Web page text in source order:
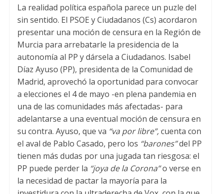
p
k
La realidad política española parece un puzle del
sin sentido. El PSOE y Ciudadanos (Cs) acordaron
presentar una moción de censura en la Región de
Murcia para arrebatarle la presidencia de la
autonomía al PP y dársela a Ciudadanos. Isabel
Díaz Ayuso (PP), presidenta de la Comunidad de
Madrid, aprovechó la oportunidad para convocar
a elecciones el 4 de mayo -en plena pandemia en
una de las comunidades más afectadas- para
adelantarse a una eventual moción de censura en
su contra. Ayuso, que va “va por libre”,cuenta con
el aval de Pablo Casado, pero los “barones”del PP
tienen más dudas por una jugada tan riesgosa: el
PP puede perder la “joya de la Corona”o verse en
la necesidad de pactar la mayoría para la